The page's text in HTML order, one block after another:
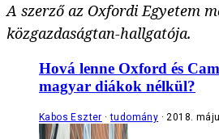
A szerző az Oxfordi Egyetem
közgazdaságtan-hallgatója.
Hová lenne Oxford és
magyar diákok nélkül?
Kabos Eszter tudomány 2018.